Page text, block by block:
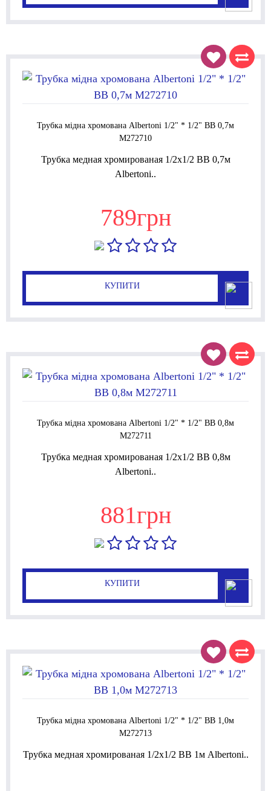
Трубка мідна хромована Albertoni 1/2" * 1/2" ВВ 0,7м
M272710
Трубка медная хромированая 1/2x1/2 ВВ 0,7м
Albertoni..
789грн
КУПИТИ
Трубка мідна хромована Albertoni 1/2" * 1/2" ВВ 0,8м
M272711
Трубка медная хромированая 1/2x1/2 ВВ 0,8м
Albertoni..
881грн
КУПИТИ
Трубка мідна хромована Albertoni 1/2" * 1/2" ВВ 1,0м
M272713
Трубка медная хромированая 1/2x1/2 ВВ 1м Albertoni..